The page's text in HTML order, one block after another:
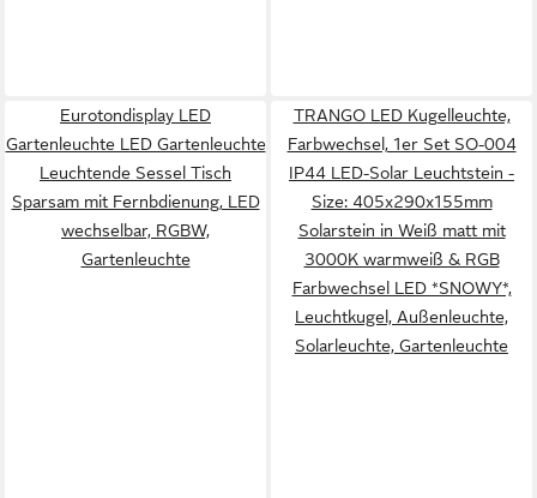
Eurotondisplay LED
Gartenleuchte LED Gartenleuchte
Leuchtende Sessel Tisch
Sparsam mit Fernbdienung, LED
wechselbar, RGBW,
Gartenleuchte
TRANGO LED Kugelleuchte,
Farbwechsel, 1er Set SO-004
IP44 LED-Solar Leuchtstein -
Size: 405x290x155mm
Solarstein in Weiß matt mit
3000K warmweiß & RGB
Farbwechsel LED *SNOWY*,
Leuchtkugel, Außenleuchte,
Solarleuchte, Gartenleuchte